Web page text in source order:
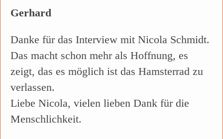
Gerhard
Danke für das Interview mit Nicola Schmidt.
Das macht schon mehr als Hoffnung, es
zeigt, das es möglich ist das Hamsterrad zu
verlassen.
Liebe Nicola, vielen lieben Dank für die
Menschlichkeit.